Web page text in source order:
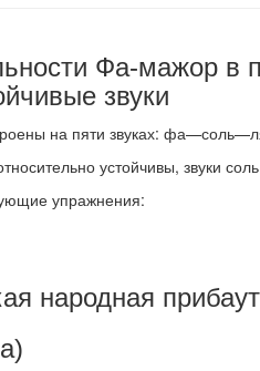
Фа-мажор в
звуки
на пяти зву­ках:
устойчивы, звуки
упражнения:
народная